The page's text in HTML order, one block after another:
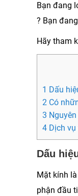
Bạn đang
? Bạn
Hãy tham
1 Dấu
2 Có
3
4 Dịch
Dấu
Mặt kính
phận đầu